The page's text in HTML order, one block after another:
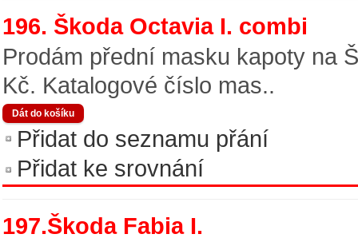
196. Škoda Octavia I. combi
Prodám přední masku kapoty na
Kč. Katalogové číslo mas..
Přidat do seznamu přání
Přidat ke srovnání
197.Škoda Fabia I.